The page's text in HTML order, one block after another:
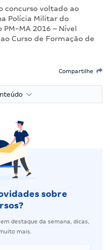
concurso voltado ao
Polícia Militar do
PM-MA 2016 – Nível
Curso de Formação de
Compartilhe
sobre
destaque da semana, dicas,
mais.